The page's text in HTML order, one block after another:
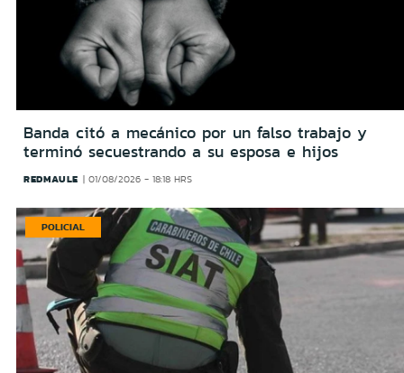
Banda citó a mecánico por un falso trabajo y
terminó secuestrando a su esposa e hijos
REDMAULE 01/08/2026 - 18:18 HRS
POLICIAL